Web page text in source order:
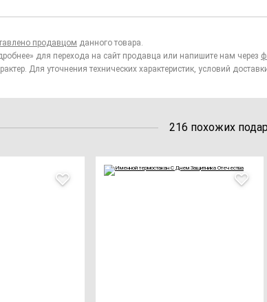
продавцом данного товара.
для перехода на сайт продавца или напишите нам через
Для уточнения технических характеристик, условий
216 похожих